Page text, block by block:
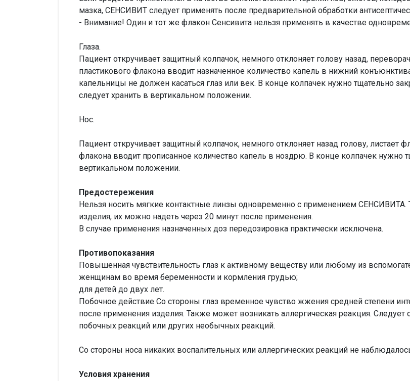
мазка, СЕНСИВИТ следует применять после предварительной обработки
- Внимание! Один и тот же флакон Сенсивита нельзя применять в качестве
Глаза.
Пациент откручивает защитный колпачок, немного отклоняет голову назад,
пластикового флакона вводит назначенное количество капель в нижний
капельницы не должен касаться глаз или век. В конце колпачек нужно тщательно
следует хранить в вертикальном положении.
Нос.
Пациент откручивает защитный колпачок, немного отклоняет назад голову, листает
флакона вводит прописанное количество капель в ноздрю. В конце колпачек нужно
вертикальном положении.
Предостережения
Нельзя носить мягкие контактные линзы одновременно с применением
изделия, их можно надеть через 20 минут после применения.
В случае применения назначенных доз передозировка практически исключена.
Противопоказания
Повышенная чувствительность глаз к активному веществу или любому из
женщинам во время беременности и кормления грудью;
для детей до двух лет.
Побочное действие Со стороны глаз временное чувство жжения средней степени
после применения изделия. Также может возникать аллергическая реакция.
побочных реакций или других необычных реакций.
Со стороны носа никаких воспалительных или аллергических реакций не
Условия хранения